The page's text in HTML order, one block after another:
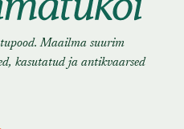
Maailma suurim
kasutatud ja antikvaarsed